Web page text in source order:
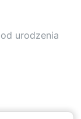
urodzenia